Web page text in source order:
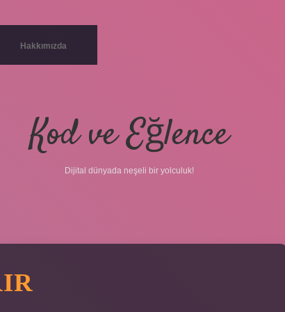
Hakkımızda
Kod ve Eğlence
Dijital dünyada neşeli bir yolculuk!